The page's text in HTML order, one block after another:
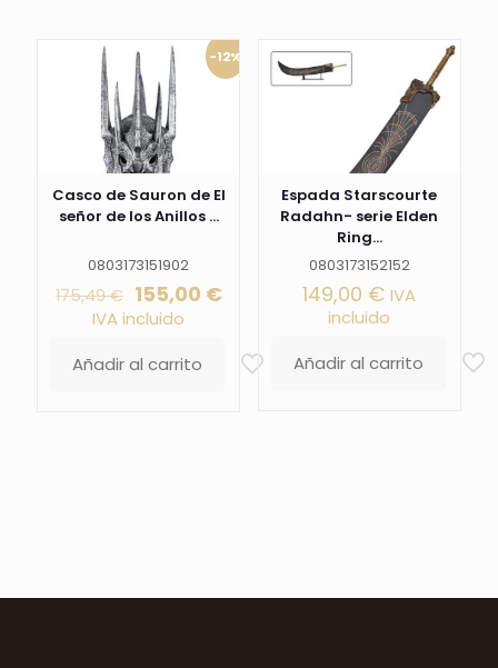
-12%
Casco de Sauron de El
señor de los Anillos ...
0803173151902
175,49€ El
precio
era:
175,49 €.
155,00 €El
es:
155,00 €.
IVA incluido
Añadir al carrito
Espada Starscourte
Radahn- serie Elden
Ring...
0803173152152
149,00 € IVA
incluido
Añadir al carrito